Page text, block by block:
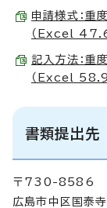
申請様式：重
（Excel
記入方法：重
（Excel
書類提出先
〒730-8586
広島市中区国泰